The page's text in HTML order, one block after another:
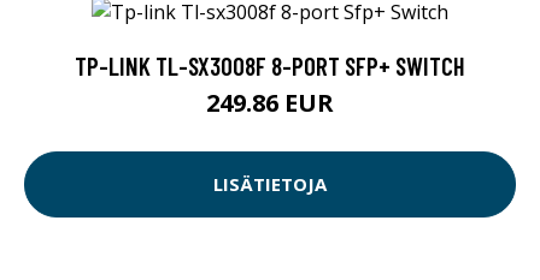
TP-LINK TL-SX3008F 8-PORT SFP+ SWITCH
249.86 EUR
LISÄTIETOJA